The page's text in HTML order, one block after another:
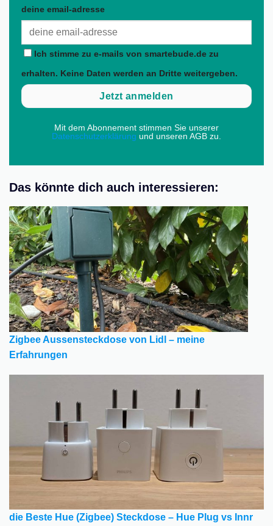
deine email-adresse
Ich stimme zu e-mails von smartebude.de zu
erhalten. Keine Daten werden an Dritte weitergeben.
Mit dem Abonnement stimmen Sie unserer
Datenschutzerklärung und unseren AGB zu.
Das könnte dich auch interessieren:
Zigbee Aussensteckdose von Lidl – meine
Erfahrungen
die Beste Hue (Zigbee) Steckdose – Hue Plug vs Innr